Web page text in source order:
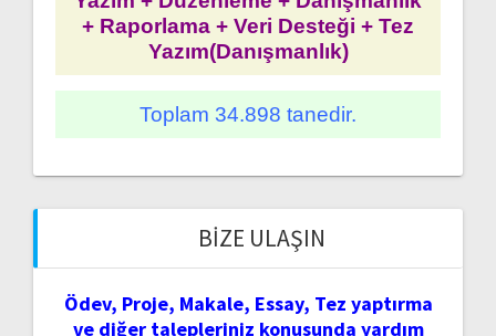
+ Raporlama + Veri Desteği + Tez
Yazım(Danışmanlık)
Toplam 34.898 tanedir.
BIZE ULAŞIN
Ödev, Proje, Makale, Essay, Tez yaptırma
ve diğer talepleriniz konusunda yardım